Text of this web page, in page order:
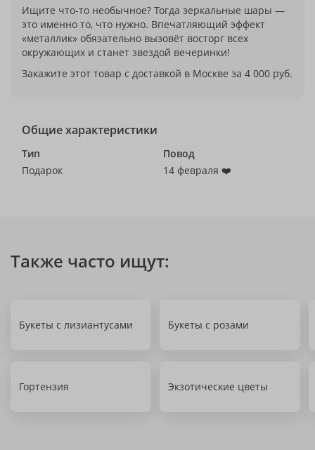
Ищите что-то необычное? Тогда зеркальные шары —
это именно то, что нужно. Впечатляющий эффект
«металлик» обязательно вызовёт восторг всех
окружающих и станет звездой вечеринки!
Закажите этот товар с доставкой в Москве за 4 000 руб.
Общие характеристики
Тип
Подарок
Повод
14 февраля ❤️
Также часто ищут:
Букеты с лизиантусами Букеты с розами
Гортензия Экзотические цветы